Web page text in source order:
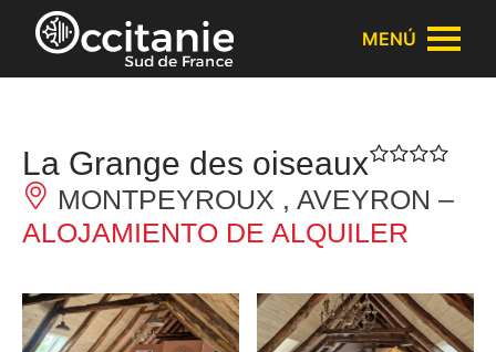
Panel de gestión de cookies
MENÚ
La Grange des oiseaux
MONTPEYROUX , AVEYRON –
ALOJAMIENTO DE ALQUILER